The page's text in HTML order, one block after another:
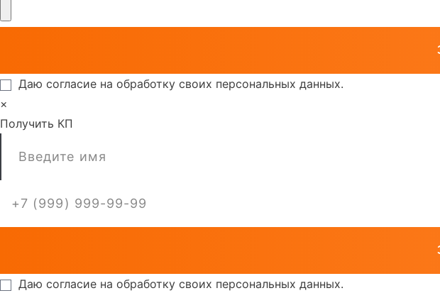
Даю согласие на обработку своих персональных данных.
×
Получить КП
Даю согласие на обработку своих персональных данных.